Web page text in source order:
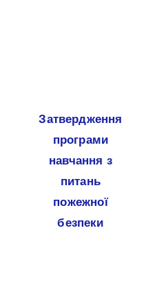
Затвердження
програми
навчання з
питань
пожежної
безпеки